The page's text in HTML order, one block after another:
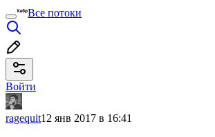
Все потоки
Войти
ragequit12 янв 2017 в 16:41